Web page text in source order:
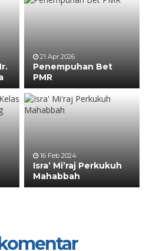
21 Apr 2026
Penempuhan Bet
PMR
16 Feb 2024
Isra’ Mi’raj Perkukuh
Mahabbah